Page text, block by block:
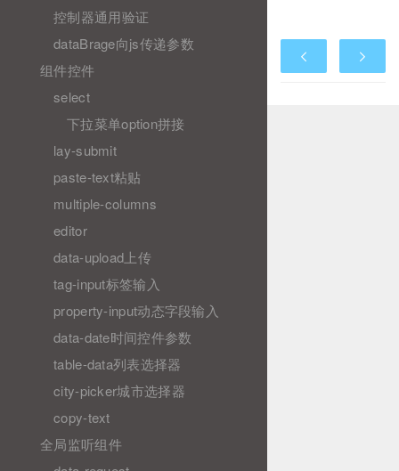
控制器通用验证
dataBrage向js传递参数
组件控件
select
下拉菜单option拼接
lay-submit
paste-text粘贴
multiple-columns
editor
data-upload上传
tag-input标签输入
property-input动态字段输入
data-date时间控件参数
table-data列表选择器
city-picker城市选择器
copy-text
全局监听组件